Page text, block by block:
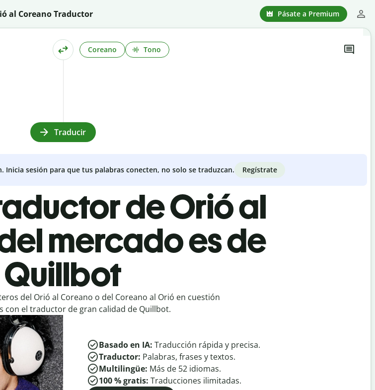
al Coreano Traductor Pásate a Premium
Coreano Tono
Traducir
Inicia sesión para que tus palabras conecten, no solo se traduzcan. Regístrate
de Orió al
mercado es de
Quillbot
del Orió al Coreano o del Coreano al Orió en cuestión
con el traductor de gran calidad de Quillbot.
Basado en IA: Traducción rápida y precisa.
Traductor: Palabras, frases y textos.
Multilingüe: Más de 52 idiomas.
100 % gratis: Traducciones ilimitadas.